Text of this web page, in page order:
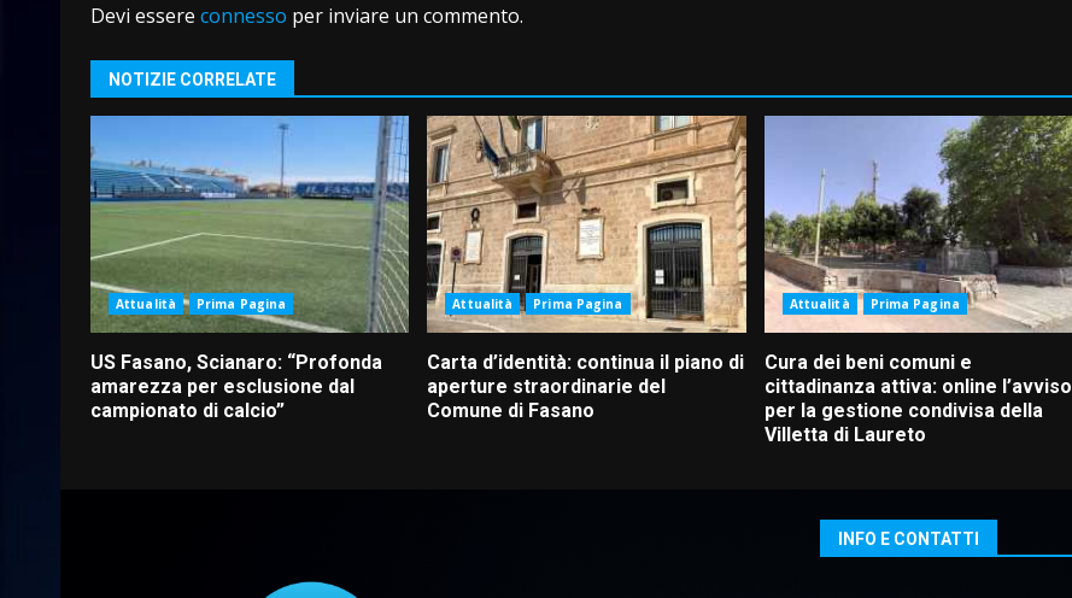
Devi essere connesso per inviare un commento.
NOTIZIE CORRELATE
Attualità Prima Pagina
US Fasano, Scianaro: “Profonda
amarezza per esclusione dal
campionato di calcio”
Attualità Prima Pagina
Carta d’identità: continua il piano di
aperture straordinarie del
Comune di Fasano
Attualità Prima Pagina
Cura dei beni comuni e
cittadinanza attiva: online l’avviso
per la gestione condivisa della
Villetta di Laureto
INFO E CONTATTI